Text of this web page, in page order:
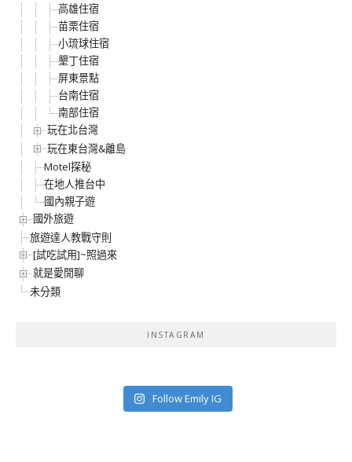
高雄住宿
苗栗住宿
小琉球住宿
墾丁住宿
屏東景點
台南住宿
南部住宿
玩在北台灣
玩在東台灣&離島
Motel探秘
在地人推台中
國內親子遊
國外旅遊
旅遊達人教戰守則
[試吃試用]~照過來
就是愛閒聊
未分類
INSTAGRAM
Follow Emily IG